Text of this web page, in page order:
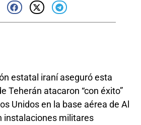
estatal iraní aseguró esta
Teherán atacaron “con éxito”
Unidos en la base aérea de Al
instalaciones militares